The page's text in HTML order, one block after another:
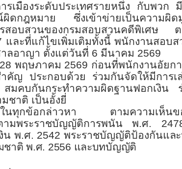
รเมืองระดับประเทศรายหนึ่ง กับพวก
ผิดกฎหมาย ซึ่งเข้าข่ายเป็นความผิด
อบสวนของกรมสอบสวนคดีพิเศษ ต
ละที่แก้ไขเพิ่มเติมทั้งนี้ พนักงานสอบส
ลอาญา ตั้งแต่วันที่ 6 มีนาคม 2569
พฤษภาคม 2569 ก่อนที่พนักงานอัยก
คัญ ประกอบด้วย ร่วมกันจัดให้มีการเ
มคบกันกระทำความผิดฐานฟอกเงิน
ชาติ เป็นอั้งยี่
าในทุกข้อกล่าวหา ตามความเห็นข
ามพระราชบัญญัติการพนัน พ.ศ.
พ.ศ. 2542 พระราชบัญญัติป้องกันแล
ชาติ พ.ศ. 2556 และบทบัญญัติ